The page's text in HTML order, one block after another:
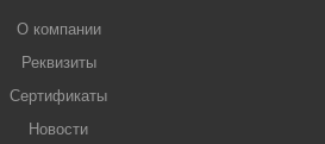
О компании
Реквизиты
Сертификаты
Новости